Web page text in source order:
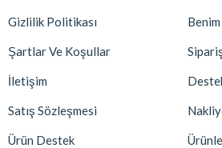
Gizlilik Politikası
Şartlar Ve Koşullar
İletişim
Satış Sözleşmesi
Ürün Destek